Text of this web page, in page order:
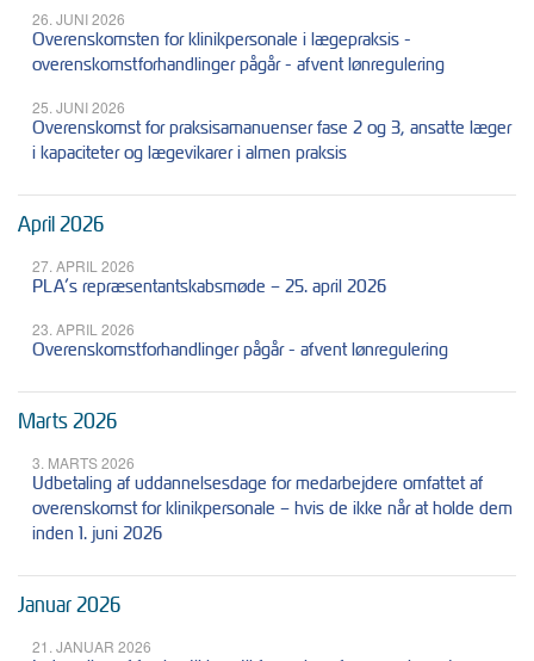
26. JUNI 2026
Overenskomsten for klinikpersonale i lægepraksis -
overenskomstforhandlinger pågår - afvent lønregulering
25. JUNI 2026
Overenskomst for praksisamanuenser fase 2 og 3, ansatte læger
i kapaciteter og lægevikarer i almen praksis
April 2026
27. APRIL 2026
PLA’s repræsentantskabsmøde – 25. april 2026
23. APRIL 2026
Overenskomstforhandlinger pågår - afvent lønregulering
Marts 2026
3. MARTS 2026
Udbetaling af uddannelsesdage for medarbejdere omfattet af
overenskomst for klinikpersonale – hvis de ikke når at holde dem
inden 1. juni 2026
Januar 2026
21. JANUAR 2026